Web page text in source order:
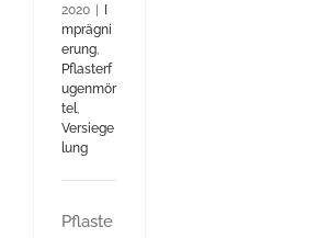
2020 | I
mprägni
erung
Pflasterf
ugenmör
tel
Versiege
lung
Pflaste